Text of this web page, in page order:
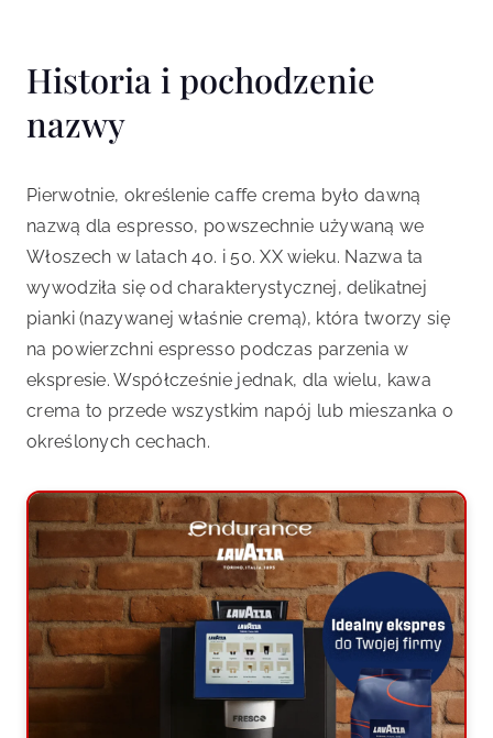
Historia i pochodzenie
nazwy
Pierwotnie, określenie caffe crema było dawną
nazwą dla espresso, powszechnie używaną we
Włoszech w latach 40. i 50. XX wieku. Nazwa ta
wywodziła się od charakterystycznej, delikatnej
pianki (nazywanej właśnie cremą), która tworzy się
na powierzchni espresso podczas parzenia w
ekspresie. Współcześnie jednak, dla wielu, kawa
crema to przede wszystkim napój lub mieszanka o
określonych cechach.